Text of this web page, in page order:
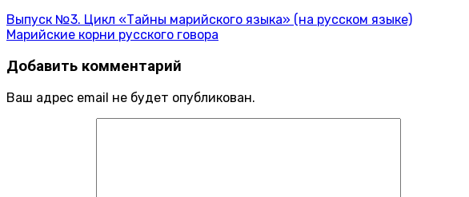
Выпуск №3. Цикл «Тайны марийского языка» (на русском языке)
Марийские корни русского говора
Добавить комментарий
Ваш адрес email не будет опубликован.